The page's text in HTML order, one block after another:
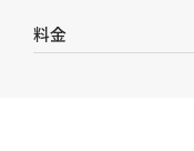
料金